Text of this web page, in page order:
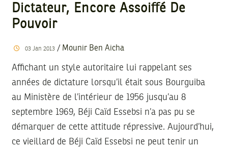
Dictateur, Encore Assoiffé De
Pouvoir
03 Jan 2013/ Mounir Ben Aicha
Affichant un style autoritaire lui rappelant ses
années de dictature lorsqu’il était sous Bourguiba
au Ministère de l’intérieur de 1956 jusqu’au 8
septembre 1969, Béji Caïd Essebsi n’a pas pu se
démarquer de cette attitude répressive. Aujourd’hui,
ce vieillard de Béji Caïd Essebsi ne peut tenir un